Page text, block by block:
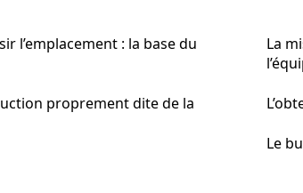
l’emplacement : la base du
proprement dite de la
La
Le